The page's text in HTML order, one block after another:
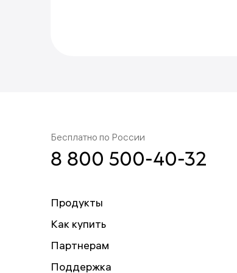
Бесплатно по России
8 800 500-40-32
Продукты
Как купить
Партнерам
Поддержка